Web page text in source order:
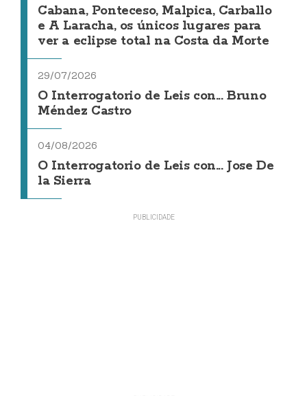
Cabana, Ponteceso, Malpica, Carballo
e A Laracha, os únicos lugares para
ver a eclipse total na Costa da Morte
29/07/2026
O Interrogatorio de Leis con... Bruno
Méndez Castro
04/08/2026
O Interrogatorio de Leis con... Jose De
la Sierra